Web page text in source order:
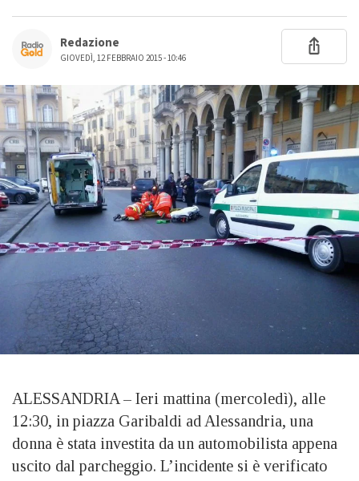
Redazione
GIOVEDÌ, 12 FEBBRAIO 2015 - 10:46
ALESSANDRIA – Ieri mattina (mercoledì), alle
12:30, in piazza Garibaldi ad Alessandria, una
donna è stata investita da un automobilista appena
uscito dal parcheggio. L’incidente si è verificato